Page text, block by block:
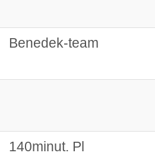
Benedek-team
140minut. Pl